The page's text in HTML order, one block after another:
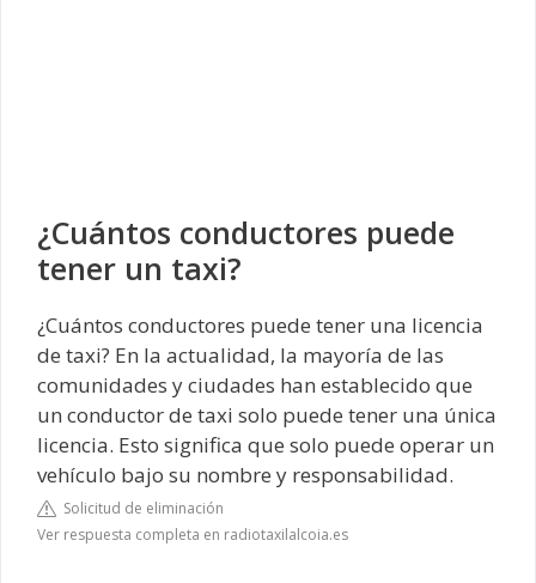
¿Cuántos conductores puede
tener un taxi?
¿Cuántos conductores puede tener una licencia
de taxi? En la actualidad, la mayoría de las
comunidades y ciudades han establecido que
un conductor de taxi solo puede tener una única
licencia. Esto significa que solo puede operar un
vehículo bajo su nombre y responsabilidad.
Solicitud de eliminación
Ver respuesta completa en radiotaxilalcoia.es